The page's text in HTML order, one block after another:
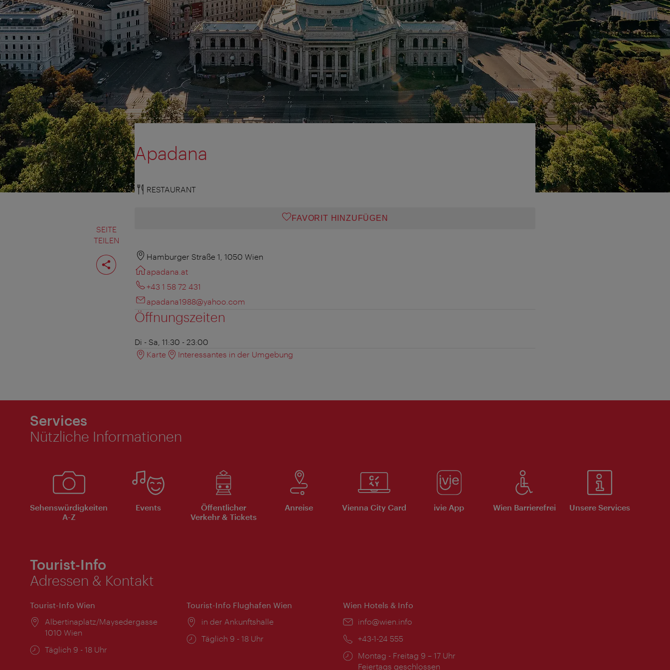
SEITE
TEILEN
Seite
teilen
Apadana
RESTAURANT
FAVORIT HINZUFÜGEN
Hamburger Straße 1, 1050 Wien
apadana.at
+43 1 58 72 431
apadana1988@yahoo.com
Öffnungszeiten
Di - Sa, 11:30 - 23:00
Karte
Interessantes in der Umgebung
Services
Nützliche Informationen
Sehenswürdigkeiten
A-Z
Events
Öffentlicher
Verkehr & Tickets
Anreise Vienna City Card ivie App Wien Barrierefrei Unsere Services
Tourist-Info
Adressen & Kontakt
Tourist-Info Wien
Ort:
Albertinaplatz/Maysedergasse
1010 Wien
Öffnungszeiten:
Täglich 9 - 18 Uhr
Tourist-Info Flughafen Wien
Ort:
in der Ankunftshalle
Öffnungszeiten:
Täglich 9 - 18 Uhr
Wien Hotels & Info
Email:
info@wien.info
Telefon:
+43-1-24 555
Öffnungszeiten:
Montag - Freitag 9 – 17 Uhr
Feiertags geschlossen